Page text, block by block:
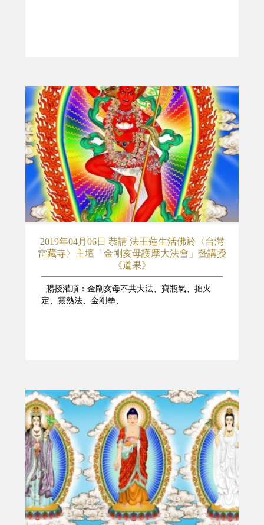
2019年04月06日 恭請 法王蓮生活佛於〈台灣
雷藏寺〉主壇「金剛亥母護摩大法會」暨講授
《道果》
賜授灌頂：金剛亥母不共大法、寶瓶氣、拙火
定、靈熱法、金剛拳、